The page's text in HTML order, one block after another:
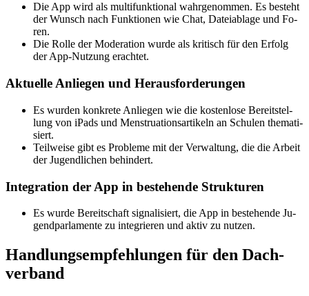
Die App wird als mul­ti­funk­tio­nal wahr­ge­nom­men. Es be­steht
der Wunsch nach Funk­tio­nen wie Chat, Da­tei­ab­la­ge und Fo­
ren.
Die Rol­le der Mo­de­ra­ti­on wur­de als kri­tisch für den Er­folg
der App-Nut­zung er­ach­tet.
Ak­tu­el­le An­lie­gen und Her­aus­for­de­run­gen
Es wur­den kon­kre­te An­lie­gen wie die kos­ten­lo­se Be­reit­stel­
lung von iPads und Mens­trua­ti­ons­ar­ti­keln an Schu­len the­ma­ti­
siert.
Teil­wei­se gibt es Pro­ble­me mit der Ver­wal­tung, die die Ar­beit
der Ju­gend­li­chen be­hin­dert.
In­te­gra­ti­on der App in be­stehen­de Struk­tu­ren
Es wur­de Be­reit­schaft si­gna­li­siert, die App in be­stehen­de Ju­
gend­par­la­men­te zu in­te­grie­ren und ak­tiv zu nut­zen.
Hand­lungs­emp­feh­lun­gen für den Dach­
ver­band